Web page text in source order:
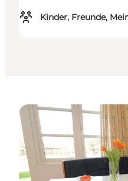
Kinder, Freunde,